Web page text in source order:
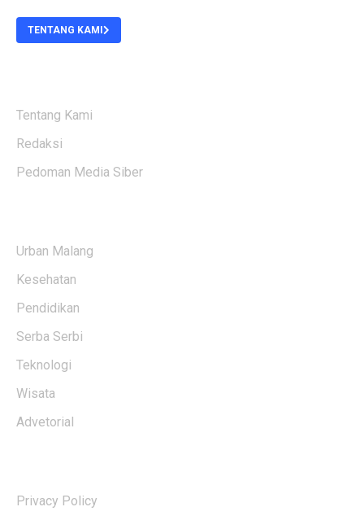
TENTANG KAMI
Tentang Kami
Redaksi
Pedoman Media Siber
Urban Malang
Kesehatan
Pendidikan
Serba Serbi
Teknologi
Wisata
Advetorial
Privacy Policy